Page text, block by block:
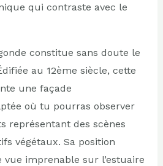
qui contraste avec le
constitue sans doute le
au 12ème siècle, cette
une façade
où tu pourras observer
représentant des scènes
végétaux. Sa position
imprenable sur l’estuaire